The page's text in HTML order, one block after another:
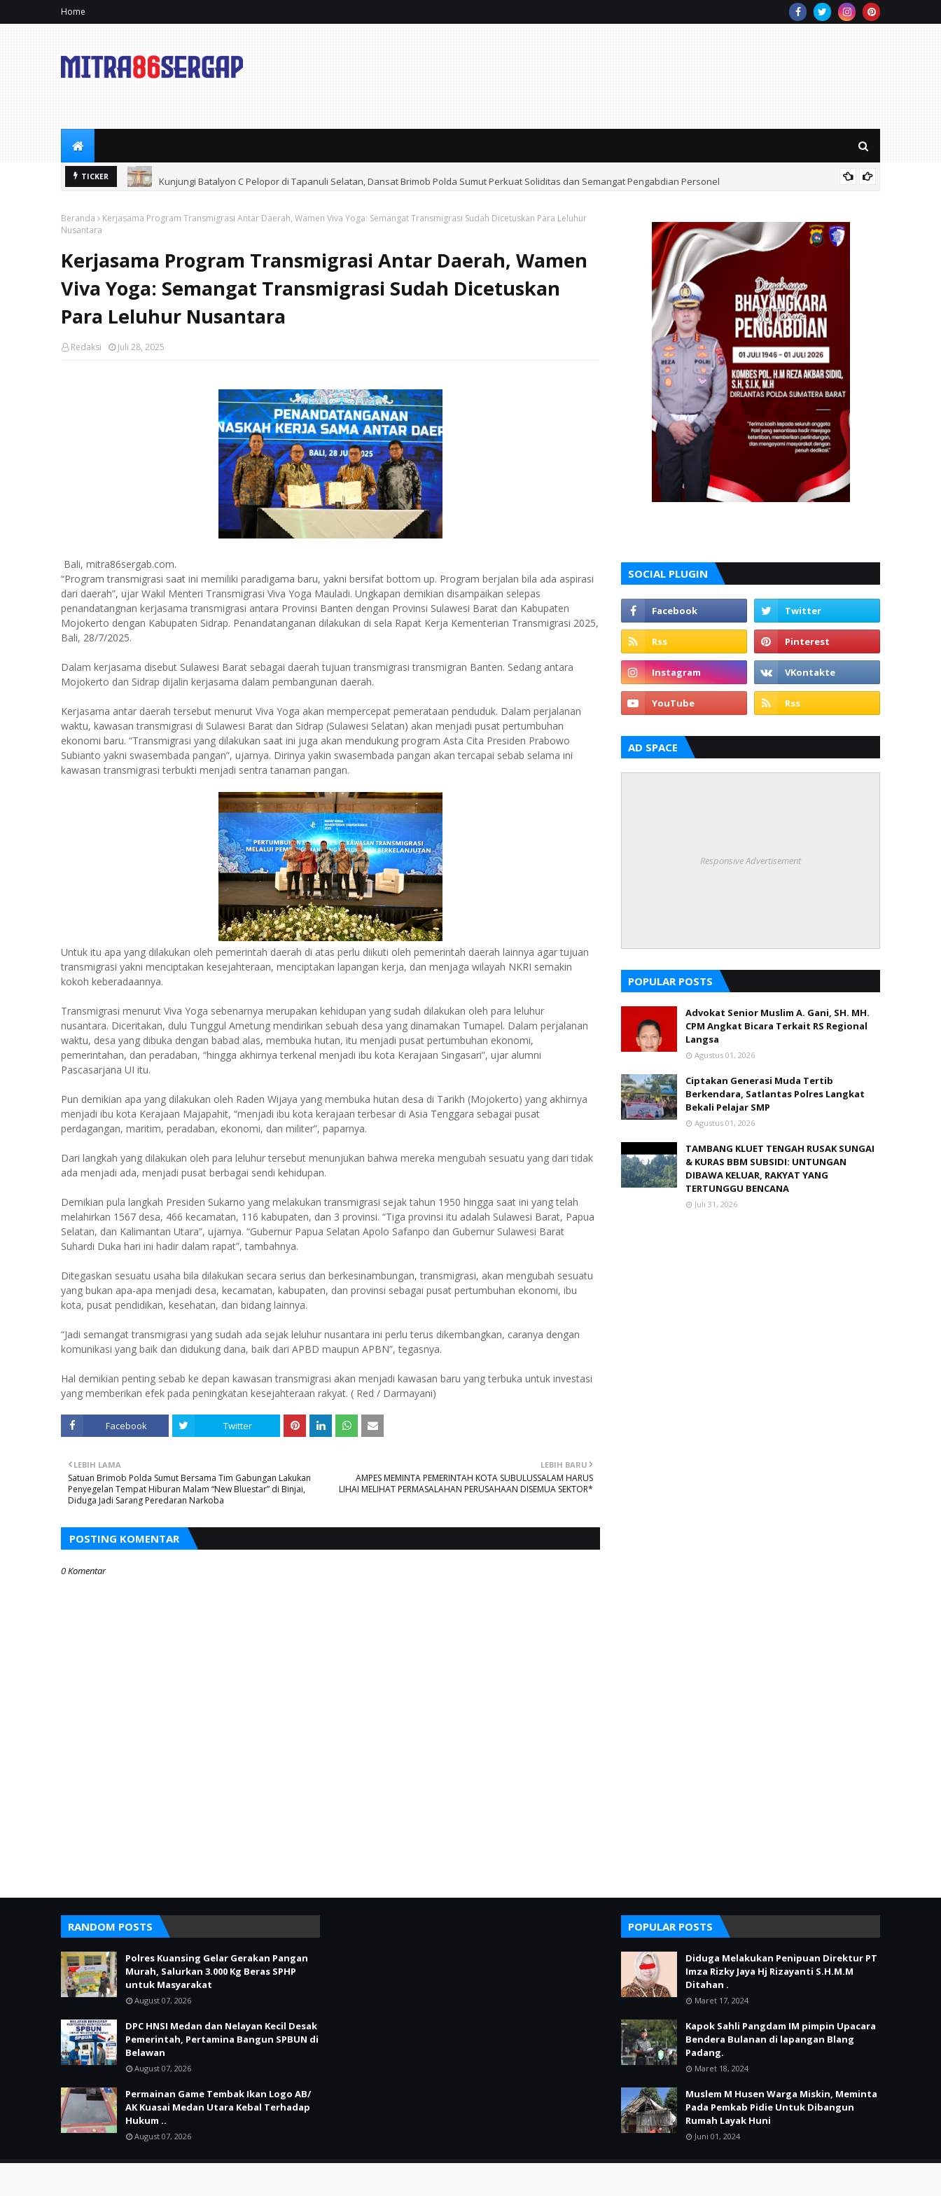
Home
TICKER Kunjungi Batalyon C Pelopor di Tapanuli Selatan, Dansat Brimob Polda Sumut Perkuat Soliditas dan Semangat Pengabdian Personel
Beranda
Kerjasama Program Transmigrasi Antar Daerah, Wamen Viva Yoga: Semangat Transmigrasi Sudah Dicetuskan Para Leluhur
Nusantara
Kerjasama Program Transmigrasi Antar Daerah, Wamen
Viva Yoga: Semangat Transmigrasi Sudah Dicetuskan
Para Leluhur Nusantara
Redaksi Juli 28, 2025
Bali, mitra86sergab.com.
“Program transmigrasi saat ini memiliki paradigama baru, yakni bersifat bottom up. Program berjalan bila ada aspirasi
dari daerah”, ujar Wakil Menteri Transmigrasi Viva Yoga Mauladi. Ungkapan demikian disampaikan selepas
penandatangnan kerjasama transmigrasi antara Provinsi Banten dengan Provinsi Sulawesi Barat dan Kabupaten
Mojokerto dengan Kabupaten Sidrap. Penandatanganan dilakukan di sela Rapat Kerja Kementerian Transmigrasi 2025,
Bali, 28/7/2025.
Dalam kerjasama disebut Sulawesi Barat sebagai daerah tujuan transmigrasi transmigran Banten. Sedang antara
Mojokerto dan Sidrap dijalin kerjasama dalam pembangunan daerah.
Kerjasama antar daerah tersebut menurut Viva Yoga akan mempercepat pemerataan penduduk. Dalam perjalanan
waktu, kawasan transmigrasi di Sulawesi Barat dan Sidrap (Sulawesi Selatan) akan menjadi pusat pertumbuhan
ekonomi baru. “Transmigrasi yang dilakukan saat ini juga akan mendukung program Asta Cita Presiden Prabowo
Subianto yakni swasembada pangan”, ujarnya. Dirinya yakin swasembada pangan akan tercapai sebab selama ini
kawasan transmigrasi terbukti menjadi sentra tanaman pangan.
Untuk itu apa yang dilakukan oleh pemerintah daerah di atas perlu diikuti oleh pemerintah daerah lainnya agar tujuan
transmigrasi yakni menciptakan kesejahteraan, menciptakan lapangan kerja, dan menjaga wilayah NKRI semakin
kokoh keberadaannya.
Transmigrasi menurut Viva Yoga sebenarnya merupakan kehidupan yang sudah dilakukan oleh para leluhur
nusantara. Diceritakan, dulu Tunggul Ametung mendirikan sebuah desa yang dinamakan Tumapel. Dalam perjalanan
waktu, desa yang dibuka dengan babad alas, membuka hutan, itu menjadi pusat pertumbuhan ekonomi,
pemerintahan, dan peradaban, “hingga akhirnya terkenal menjadi ibu kota Kerajaan Singasari”, ujar alumni
Pascasarjana UI itu.
Pun demikian apa yang dilakukan oleh Raden Wijaya yang membuka hutan desa di Tarikh (Mojokerto) yang akhirnya
menjadi ibu kota Kerajaan Majapahit, “menjadi ibu kota kerajaan terbesar di Asia Tenggara sebagai pusat
perdagangan, maritim, peradaban, ekonomi, dan militer”, paparnya.
Dari langkah yang dilakukan oleh para leluhur tersebut menunjukan bahwa mereka mengubah sesuatu yang dari tidak
ada menjadi ada, menjadi pusat berbagai sendi kehidupan.
Demikian pula langkah Presiden Sukarno yang melakukan transmigrasi sejak tahun 1950 hingga saat ini yang telah
melahirkan 1567 desa, 466 kecamatan, 116 kabupaten, dan 3 provinsi. “Tiga provinsi itu adalah Sulawesi Barat, Papua
Selatan, dan Kalimantan Utara”, ujarnya. “Gubernur Papua Selatan Apolo Safanpo dan Gubernur Sulawesi Barat
Suhardi Duka hari ini hadir dalam rapat”, tambahnya.
Ditegaskan sesuatu usaha bila dilakukan secara serius dan berkesinambungan, transmigrasi, akan mengubah sesuatu
yang bukan apa-apa menjadi desa, kecamatan, kabupaten, dan provinsi sebagai pusat pertumbuhan ekonomi, ibu
kota, pusat pendidikan, kesehatan, dan bidang lainnya.
“Jadi semangat transmigrasi yang sudah ada sejak leluhur nusantara ini perlu terus dikembangkan, caranya dengan
komunikasi yang baik dan didukung dana, baik dari APBD maupun APBN”, tegasnya.
Hal demikian penting sebab ke depan kawasan transmigrasi akan menjadi kawasan baru yang terbuka untuk investasi
yang memberikan efek pada peningkatan kesejahteraan rakyat. ( Red / Darmayani)
Facebook Twitter
LEBIH BARU
AMPES MEMINTA PEMERINTAH KOTA SUBULUSSALAM HARUS
LIHAI MELIHAT PERMASALAHAN PERUSAHAAN DISEMUA SEKTOR*
LEBIH LAMA
Satuan Brimob Polda Sumut Bersama Tim Gabungan Lakukan
Penyegelan Tempat Hiburan Malam “New Bluestar” di Binjai,
Diduga Jadi Sarang Peredaran Narkoba
POSTING KOMENTAR
0 Komentar
SOCIAL PLUGIN
AD SPACE
Responsive Advertisement
POPULAR POSTS
Advokat Senior Muslim A. Gani, SH. MH.
CPM Angkat Bicara Terkait RS Regional
Langsa
Agustus 01, 2026
Ciptakan Generasi Muda Tertib
Berkendara, Satlantas Polres Langkat
Bekali Pelajar SMP
Agustus 01, 2026
TAMBANG KLUET TENGAH RUSAK SUNGAI
& KURAS BBM SUBSIDI: UNTUNGAN
DIBAWA KELUAR, RAKYAT YANG
TERTUNGGU BENCANA
Juli 31, 2026
RANDOM POSTS
Polres Kuansing Gelar Gerakan Pangan
Murah, Salurkan 3.000 Kg Beras SPHP
untuk Masyarakat
August 07, 2026
DPC HNSI Medan dan Nelayan Kecil Desak
Pemerintah, Pertamina Bangun SPBUN di
Belawan
August 07, 2026
Permainan Game Tembak Ikan Logo AB/
AK Kuasai Medan Utara Kebal Terhadap
Hukum ..
August 07, 2026
POPULAR POSTS
Diduga Melakukan Penipuan Direktur PT
Imza Rizky Jaya Hj Rizayanti S.H.M.M
Ditahan .
Maret 17, 2024
Kapok Sahli Pangdam IM pimpin Upacara
Bendera Bulanan di lapangan Blang
Padang.
Maret 18, 2024
Muslem M Husen Warga Miskin, Meminta
Pada Pemkab Pidie Untuk Dibangun
Rumah Layak Huni
Juni 01, 2024